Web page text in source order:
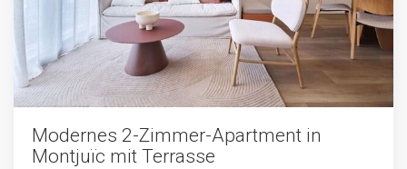
Modernes 2-Zimmer-Apartment in
Montjuïc mit Terrasse